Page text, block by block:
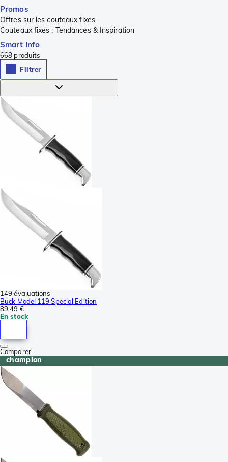
Promos
Offres sur les couteaux fixes
Couteaux fixes : Tendances & Inspiration
Smart Info
668 produits
Filtrer
149 évaluations
Buck Model 119 Special Edition
89,49 €
En stock
Comparer
champion